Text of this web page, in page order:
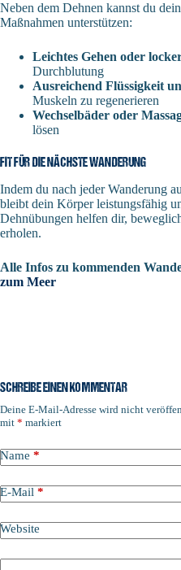
Neben dem Dehnen kannst du
Maßnahmen unterstützen:
Leichtes Gehen oder
Durchblutung
Ausreichend Flüssigkeit
Muskeln zu regenerieren
Wechselbäder oder
lösen
FIT FÜR DIE NÄCHSTE WANDERUNG
Indem du nach jeder Wanderung
bleibt dein Körper leistungsfähig
Dehnübungen helfen dir,
erholen.
Alle Infos zu kommenden
zum Meer
SCHREIBE EINEN KOMMENTAR
Deine E-Mail-Adresse wird nicht
mit * markiert
Name *
E-Mail *
Website